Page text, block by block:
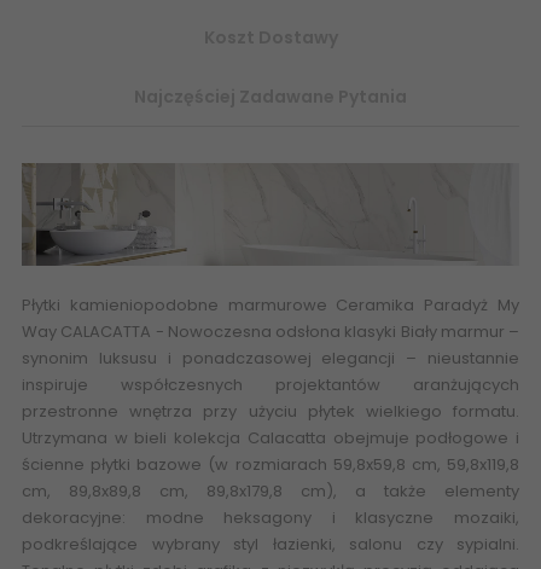
Płytki kamieniopodobne marmurowe Ceramika Paradyż My
Way CALACATTA - Nowoczesna odsłona klasyki Biały marmur –
synonim luksusu i ponadczasowej elegancji – nieustannie
inspiruje współczesnych projektantów aranżujących
przestronne wnętrza przy użyciu płytek wielkiego formatu.
Utrzymana w bieli kolekcja Calacatta obejmuje podłogowe i
ścienne płytki bazowe (w rozmiarach 59,8x59,8 cm, 59,8x119,8
cm, 89,8x89,8 cm, 89,8x179,8 cm), a także elementy
dekoracyjne: modne heksagony i klasyczne mozaiki,
podkreślające wybrany styl łazienki, salonu czy sypialni.